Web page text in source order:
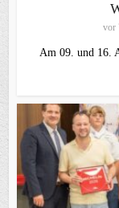
vor
Am 09. und 16.